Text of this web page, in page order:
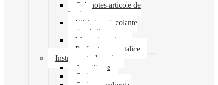
Cub notes-articole de
hartie
Etichete autocolante
carton indigo
Mape si serviete
Perforatoare metalice
Instrumente de scris
Ascutitoare
Carioca